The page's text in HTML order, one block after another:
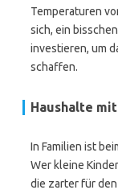
Temperaturen
sich, ein
investieren, um
schaffen.
Haushalte
In Familien ist
Wer kleine
die zarter für